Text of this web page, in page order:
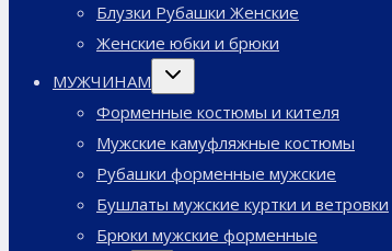
Блузки Рубашки Женские
Женские юбки и брюки
МУЖЧИНАМ
Переключить
Форменные костюмы и кителя
Мужские камуфляжные костюмы
Рубашки форменные мужские
Бушлаты мужские куртки и ветровки
Брюки мужские форменные